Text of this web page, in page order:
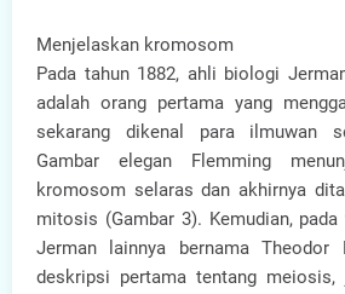
Menjelaskan kromosom
Pada tahun 1882, ahli biologi
adalah orang pertama yang
sekarang dikenal para ilmuwan
Gambar elegan Flemming
kromosom selaras dan akhirnya
mitosis (Gambar 3). Kemudian,
Jerman lainnya bernama Theodor
deskripsi pertama tentang meiosis,